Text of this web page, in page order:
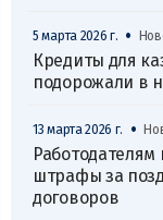
5 марта 2026 г. •
Кредиты для
подорожали в
13 марта 2026 г. •
Работодателям
штрафы за
договоров